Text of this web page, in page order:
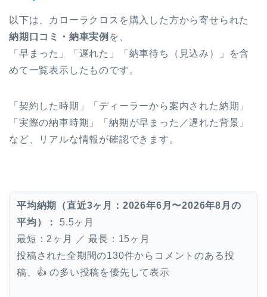
以下は、カローラクロスを購入した方から寄せられた
納期口コミ・納車実例 を、
「早まった」「遅れた」「納車待ち（見込み）」を含
めて一覧表示したものです。
「契約した時期」「ディーラーから案内された納期」
「実際の納車時期」「納期が早まった／遅れた背景」
など、リアルな情報が確認できます。
平均納期（直近3ヶ月：2026年6月〜2026年8月の
平均）：
5.5ヶ月
最短：2ヶ月 ／ 最長：15ヶ月
投稿された全期間の130件からコメントのある投
稿、👍 の多い投稿を優先して表示